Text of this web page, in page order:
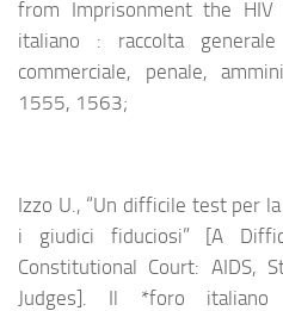
from Imprisonment the
italiano : raccolta
commerciale, penale,
1555, 1563;
Izzo U., “Un difficile test per
i giudici fiduciosi” [A
Constitutional Court: AIDS,
Judges]. Il *foro